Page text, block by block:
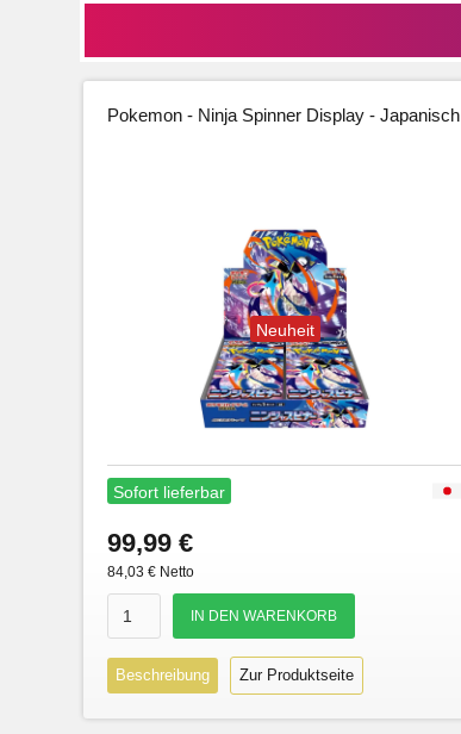
Pokemon - Ninja Spinner Display - Japanisch
Neuheit
Sofort lieferbar
99,99 €
84,03 € Netto
Beschreibung Zur Produktseite